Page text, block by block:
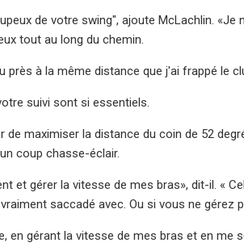
de votre swing", ajoute McLachlin.
tout au long du chemin.
près à la même distance que j'ai frappé le
suivi sont si essentiels.
de maximiser la distance du coin de 52
coup chasse-éclair.
et gérer la vitesse de mes bras», dit-il. «
saccadé avec. Ou si vous ne gérez
en gérant la vitesse de mes bras et en me